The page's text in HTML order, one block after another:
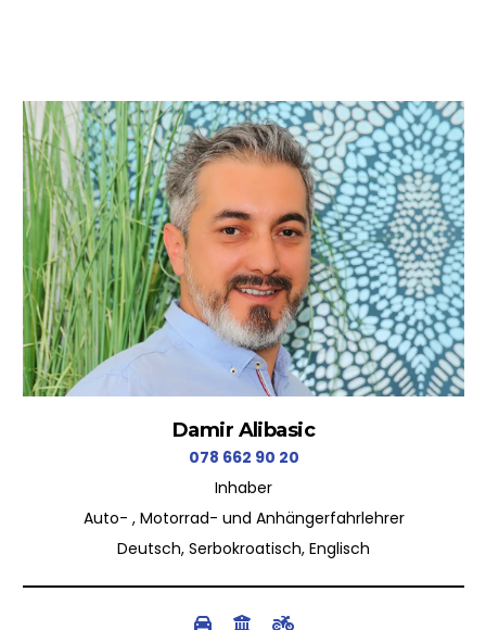
Damir Alibasic
078 662 90 20
Inhaber
Auto- , Motorrad- und Anhängerfahrlehrer
Deutsch, Serbokroatisch, Englisch